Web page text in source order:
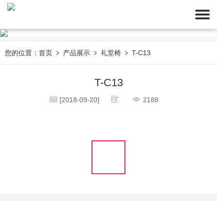
您的位置： 首页 产品展示 礼堂椅 T-C13
T-C13
[2018-09-20] 2188